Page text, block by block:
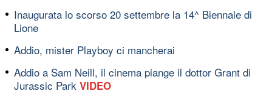
Inaugurata lo scorso 20 settembre la 14^ Biennale di
Lione
Addio, mister Playboy ci mancherai
Addio a Sam Neill, il cinema piange il dottor Grant di
Jurassic Park VIDEO